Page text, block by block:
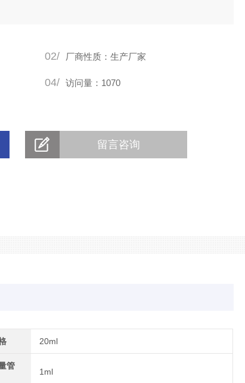
02/ 厂商性质：生产厂家
04/ 访问量：1070
留言咨询
20ml
管
1ml